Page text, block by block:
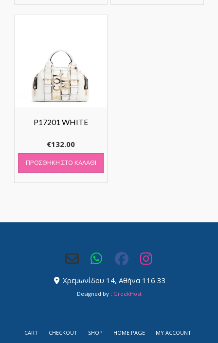
P17201 WHITE
€132.00
ΠΡΟΣΘΉΚΗ ΣΤΟ ΚΑΛΆΘΙ
Χρεμωνίδου 14, Αθήνα 116 33
Designed by : GreekHost
CART CHECKOUT SHOP HOME PAGE
MY ACCOUNT